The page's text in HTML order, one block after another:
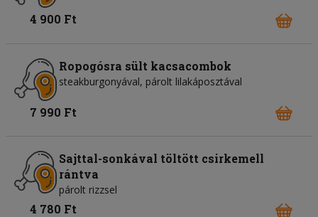
4 900 Ft
Ropogósra sült kacsacombok
steakburgonyával, párolt lilakáposztával
7 990 Ft
Sajttal-sonkával töltött csirkemell
rántva
párolt rizzsel
4 780 Ft